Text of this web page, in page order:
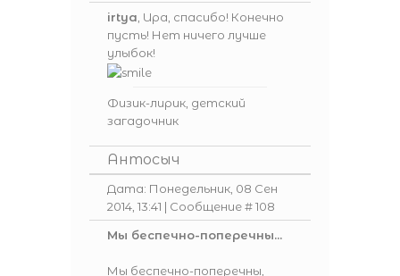
irtya , Ира, спасибо! Конечно
пусть! Нет ничего лучше
улыбок!
Физик-лирик, детский
загадочник
Антосыч
Дата: Понедельник, 08 Сен
2014, 13:41 | Сообщение #108
Мы беспечно-поперечны...
Мы беспечно-поперечны,